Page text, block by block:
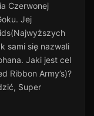
Czerwonej
Jej
sami się nazwali
Jaki jest cel
Ribbon Army’s)?
Super